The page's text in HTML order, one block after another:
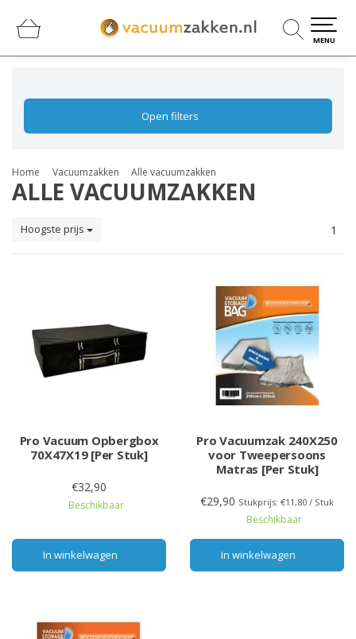
MENU
Open filters
Home Vacuumzakken Alle vacuumzakken
ALLE VACUUMZAKKEN
Hoogste prijs 1
Pro Vacuum Opbergbox
70X47X19 [Per Stuk]
€32,90
Beschikbaar
In winkelwagen
Pro Vacuumzak 240X250
voor Tweepersoons
Matras [Per Stuk]
€29,90 Stukprijs: €11,80 / Stuk
Beschikbaar
In winkelwagen